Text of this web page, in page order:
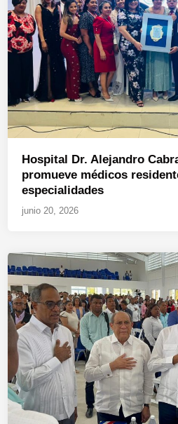
Hospital Dr. Alejandro
promueve médicos
especialidades
junio 20, 2026